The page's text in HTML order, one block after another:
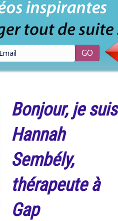
Bonjour, je suis
Hannah
Sembély,
thérapeute à
Gap